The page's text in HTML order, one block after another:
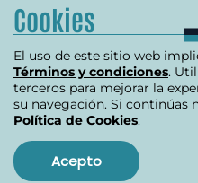
Términos
Política
Política
Carrera 7 # 75-51
Copyright 2026 |
Cookies
El uso de este sitio web
Términos y condiciones.
terceros para mejorar la
su navegación. Si continúas
Política de Cookies.
Acepto